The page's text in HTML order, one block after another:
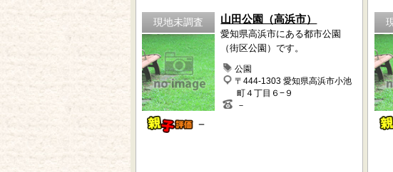
現地未調査
－
山田公園（高浜市）
愛知県高浜市にある都市公園
（街区公園）です。
公園
〒444-1303 愛知県高浜市小池
町４丁目６−９
－